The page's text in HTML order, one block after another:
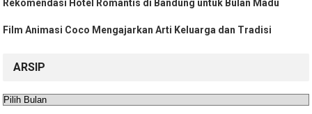
Rekomendasi Hotel Romantis di Bandung untuk Bulan Madu
Film Animasi Coco Mengajarkan Arti Keluarga dan Tradisi
ARSIP
Arsip